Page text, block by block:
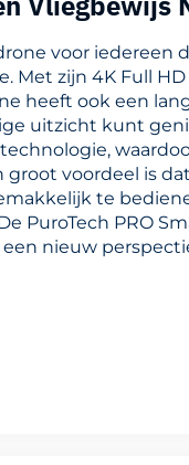
voor iedereen
Met zijn 4K Full
heeft ook een
uitzicht kunt
voordeel is
te
PuroTech PRO
nieuw